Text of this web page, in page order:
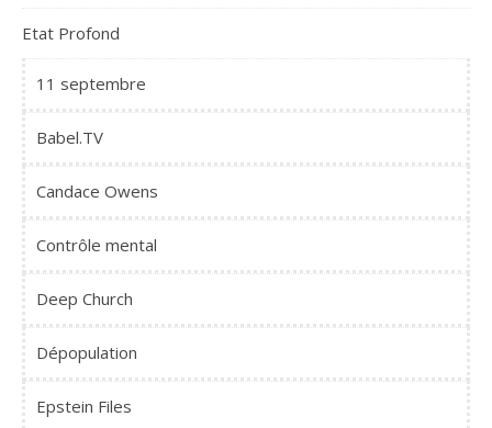
Etat Profond
11 septembre
Babel.TV
Candace Owens
Contrôle mental
Deep Church
Dépopulation
Epstein Files